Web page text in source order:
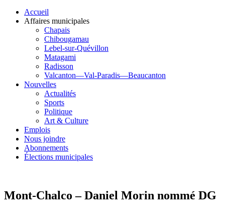
Accueil
Affaires municipales
Chapais
Chibougamau
Lebel-sur-Quévillon
Matagami
Radisson
Valcanton—Val-Paradis—Beaucanton
Nouvelles
Actualités
Sports
Politique
Art & Culture
Emplois
Nous joindre
Abonnements
Élections municipales
Mont-Chalco – Daniel Morin nommé DG